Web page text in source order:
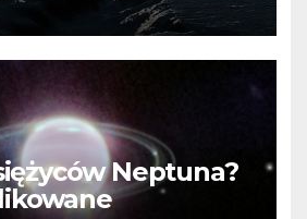
Neptuna?